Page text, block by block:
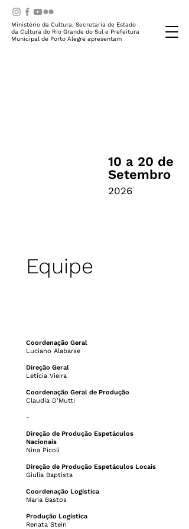
Ministério da Cultura, Secretaria de Estado
da Cultura do Rio Grande do Sul e Prefeitura
Municipal de Porto Alegre apresentam
2026
10 a 20 de
Setembro
Coordenação Geral
Luciano Alabarse
Direção Geral
Letícia Vieira
Coordenação Geral de Produção
Claudia D’Mutti
-
Direção de Produção Espetáculos
Nacionais
Nina Picoli
Direção de Produção Espetáculos Locais
Giulia Baptista
Coordenação Logística
Maria Bastos
Produção Logística
Renata Stein
Equipe